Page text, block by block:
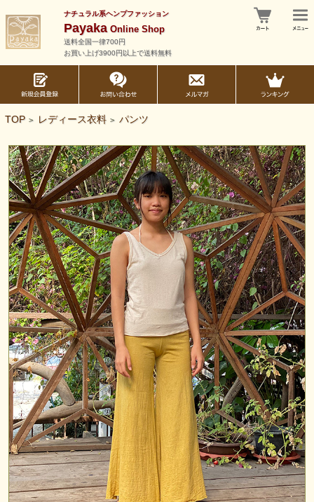
ナチュラル系ヘンプファッション
PayakaOnline Shop
送料全国一律700円
お買い上げ3900円以上で送料無料
TOP > レディース衣料 > パンツ